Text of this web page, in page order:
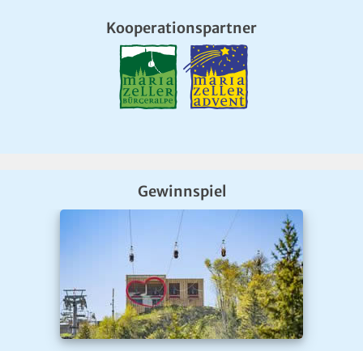
Kooperationspartner
Gewinnspiel